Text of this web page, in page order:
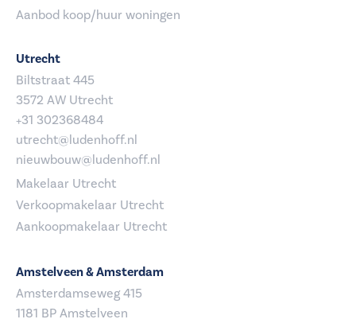
Aanbod koop/huur woningen
Utrecht
Biltstraat 445
3572 AW Utrecht
+31 302368484
utrecht@ludenhoff.nl
nieuwbouw@ludenhoff.nl
Makelaar Utrecht
Verkoopmakelaar Utrecht
Aankoopmakelaar Utrecht
Amstelveen & Amsterdam
Amsterdamseweg 415
1181 BP Amstelveen